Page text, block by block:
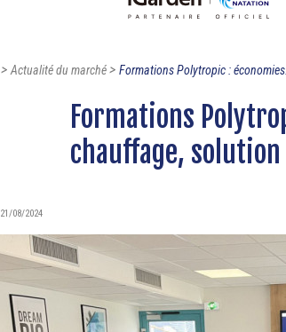
>Actualité du marché> Formations Polytropic :
Formations
chauffage,
21/08/2024